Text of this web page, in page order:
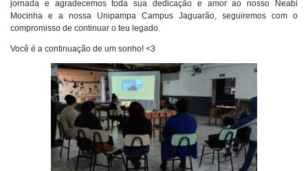
jornada e agradecemos toda sua dedicação e amor ao nosso Neabi
Mocinha e a nossa Unipampa Campus Jaguarão, seguiremos com o
compromisso de continuar o teu legado.
Você é a continuação de um sonho! <3